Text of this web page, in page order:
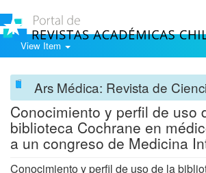
View Item
Ars Médica: Revista de
Conocimiento y perfil de uso
biblioteca Cochrane en
a un congreso de Medicina
Conocimiento y perfil de uso de la